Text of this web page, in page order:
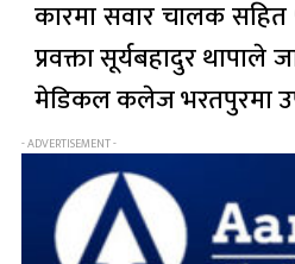
कारमा सवार चालक सहित
प्रवक्ता सूर्यबहादुर
मेडिकल कलेज भरतपुरमा
- ADVERTISEMENT -